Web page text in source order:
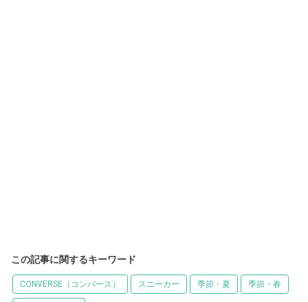
この記事に関するキーワード
CONVERSE（コンバース） スニーカー 季節・夏 季節・春